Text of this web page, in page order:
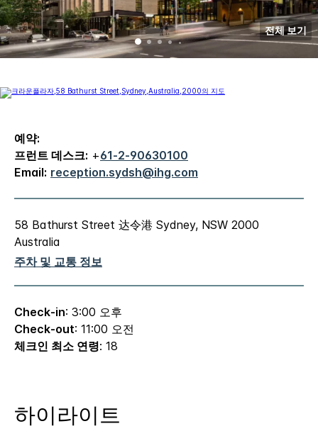
전체 보기
예약:
프런트 데스크: +61-2-90630100
Email: reception.sydsh@ihg.com
58 Bathurst Street 达令港 Sydney, NSW 2000
Australia
주차 및 교통 정보
Check-in: 3:00 오후
Check-out: 11:00 오전
체크인 최소 연령: 18
하이라이트